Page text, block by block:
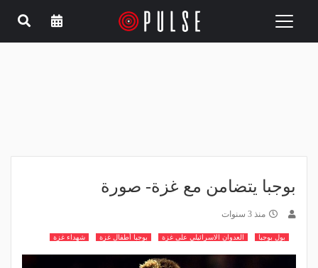
Toggle
بوجبا يتضامن مع غزة- صورة
منذ 3 سنوات
بول بوجبا العدوان الاسرائيلي على غزة بوجبا أطفال غزة شهداء غزة